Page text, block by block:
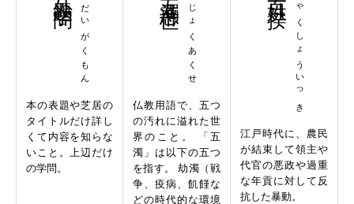
げだいがくもん
本の表題や芝居の
タイトルだけ詳し
くて内容を知らな
いこと。上辺だけ
の学問。
ごじょくあくせ
仏教用語で、五つ
の汚れに溢れた世
界のこと。 「五
濁」は以下の五つ
を指す。 劫濁（戦
争、疫病、飢饉な
どの時代的な環境
ひゃくしょういっき
江戸時代に、農民
が結束して領主や
代官の悪政や過重
な年貢に対して反
抗した暴動。